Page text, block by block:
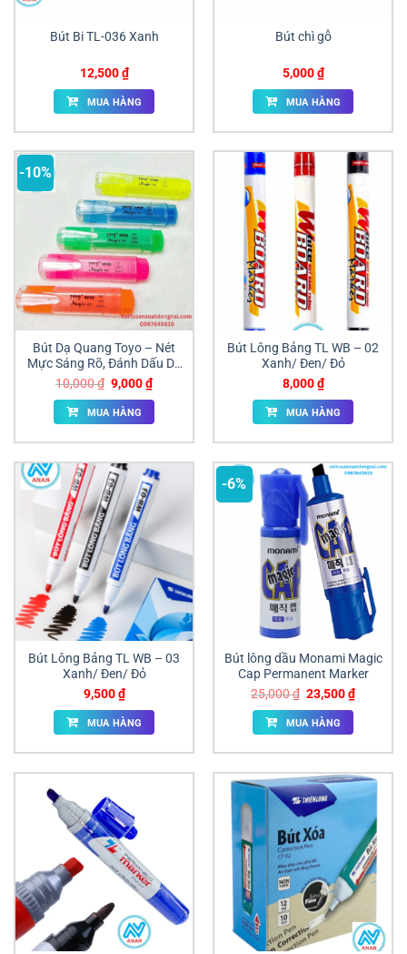
Bút Bi TL-036 Xanh
12,500₫
MUA HÀNG
Bút chì gỗ
5,000₫
MUA HÀNG
-10%
Bút Dạ Quang Toyo – Nét
Mực Sáng Rõ, Đánh Dấu Dễ
Dàng
10,000₫ Giá
gốc
là:
10,000 ₫.
9,000₫Giá
hiện
tại
MUA HÀNG
Bút Lông Bảng TL WB – 02
Xanh/ Đen/ Đỏ
8,000₫
MUA HÀNG
Bút Lông Bảng TL WB – 03
Xanh/ Đen/ Đỏ
9,500₫
MUA HÀNG
-6%
Bút lông dầu Monami Magic
Cap Permanent Marker
25,000₫ Giá
gốc
là:
25,000 ₫.
23,500₫Giá
hiện
MUA HÀNG